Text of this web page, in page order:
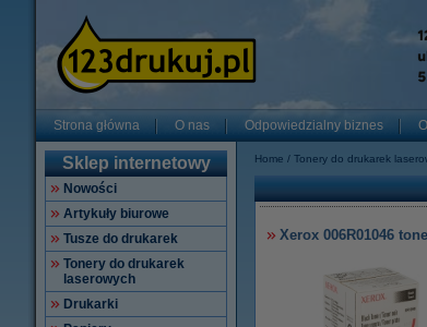
Strona główna O nas Odpowiedzialny biznes
Sklep internetowy
Nowości
Artykuły biurowe
Tusze do drukarek
Tonery do drukarek
laserowych
Drukarki
Home Tonery do drukarek
Xerox 006R01046